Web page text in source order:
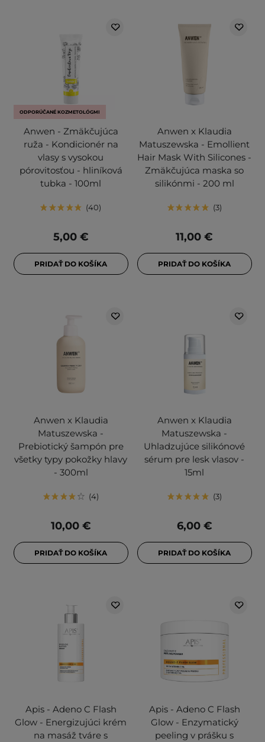
ODPORÚČANÉ KOZMETOLÓGMI
Anwen - Zmäkčujúca
ruža - Kondicionér na
vlasy s vysokou
pórovitosťou - hliníková
tubka - 100ml
40
5,00 €
PRIDAŤ DO KOŠÍKA
Anwen x Klaudia
Matuszewska - Emollient
Hair Mask With Silicones -
Zmäkčujúca maska so
silikónmi - 200 ml
3
11,00 €
PRIDAŤ DO KOŠÍKA
Anwen x Klaudia
Matuszewska -
Prebiotický šampón pre
všetky typy pokožky hlavy
- 300ml
4
10,00 €
PRIDAŤ DO KOŠÍKA
Anwen x Klaudia
Matuszewska -
Uhladzujúce silikónové
sérum pre lesk vlasov -
15ml
3
6,00 €
PRIDAŤ DO KOŠÍKA
Apis - Adeno C Flash
Glow - Energizujúci krém
na masáž tváre s
Apis - Adeno C Flash
Glow - Enzymatický
peeling v prášku s